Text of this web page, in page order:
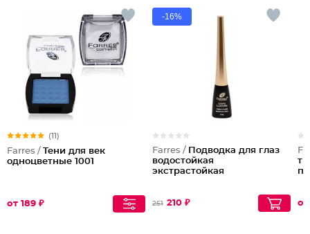
(11)
Farres /
Тени для век
одноцветные 1001
от 189 ₽
-16%
Farres /
Подводка для глаз
водостойкая
экстрастойкая
251 210 ₽ от